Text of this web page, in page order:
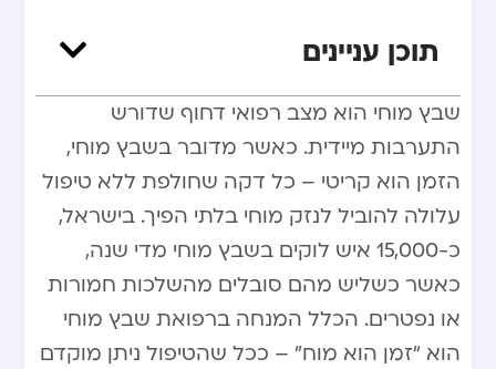
תוכן עניינים
שבץ מוחי הוא מצב רפואי דחוף שדורש
התערבות מיידית. כאשר מדובר בשבץ מוחי,
הזמן הוא קריטי – כל דקה שחולפת ללא טיפול
עלולה להוביל לנזק מוחי בלתי הפיך. בישראל,
כ-15,000 איש לוקים בשבץ מוחי מדי שנה,
כאשר כשליש מהם סובלים מהשלכות חמורות
או נפטרים. הכלל המנחה ברפואת שבץ מוחי
הוא “זמן הוא מוח” – ככל שהטיפול ניתן מוקדם